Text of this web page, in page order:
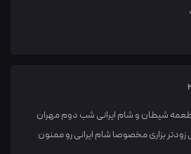
. طعمه شیطان و شام ایرانی شب دوم مهران
بزاری مخصوصا شام ایرانی رو ممنون